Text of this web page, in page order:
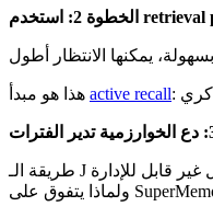
active recall